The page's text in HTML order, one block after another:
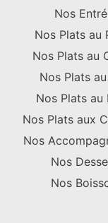
Nos
Nos Plats au
Nos Plats au
Nos Plats
Nos Plats au
Nos Plats aux
Nos
Nos
Nos